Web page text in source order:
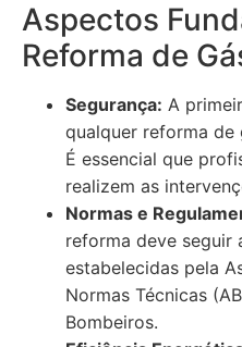
Aspectos
Reforma de
Segurança: A
qualquer reforma de
É essencial que
realizem as
Normas e
reforma deve seguir
estabelecidas pela
Normas Técnicas
Bombeiros.